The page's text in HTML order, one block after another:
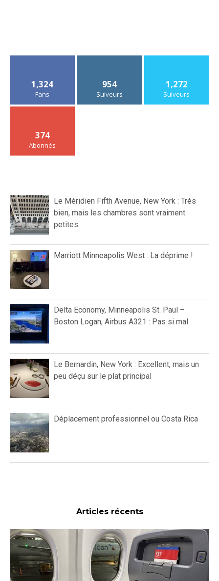
1,324
Fans
954
Suiveurs
1,272
Suiveurs
374
Abonnés
Le Méridien Fifth Avenue, New York : Très
bien, mais les chambres sont vraiment
petites
Marriott Minneapolis West : La déprime !
Delta Economy, Minneapolis St. Paul –
Boston Logan, Airbus A321 : Pas si mal
Le Bernardin, New York : Excellent, mais un
peu déçu sur le plat principal
Déplacement professionnel ou Costa Rica
Articles récents